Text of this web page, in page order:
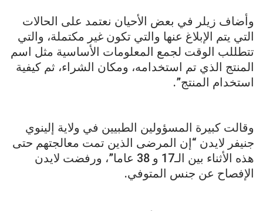
وأضاف زيلر في بعض الأحيان نعتمد على الحالات
التي يتم الإبلاغ عنها والتي تكون غير مكتملة، والتي
تتطللب الوقت لجمع المعلومات الأساسية مثل اسم
المنتج الذي تم استخدامه، ومكان الشراء، ثم كيفية
استخدام المنتج”.
وقالت كبيرة المسؤولين الطبيين في ولاية إلينوي
جنيفر لايدن “إن المرضى الذين تمت معالجتهم حتى
هذه الأثناء بين الـ17 و 38 عاما”، ورفضت لايدن
الإفصاح عن جنس المتوفي.